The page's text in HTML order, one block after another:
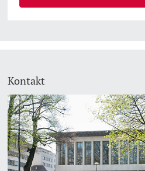
Kontakt